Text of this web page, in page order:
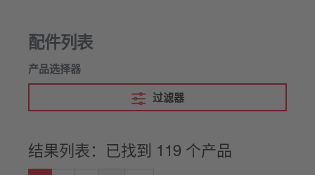
配件列表
产品选择器
过滤器
结果列表：已找到 119 个产品